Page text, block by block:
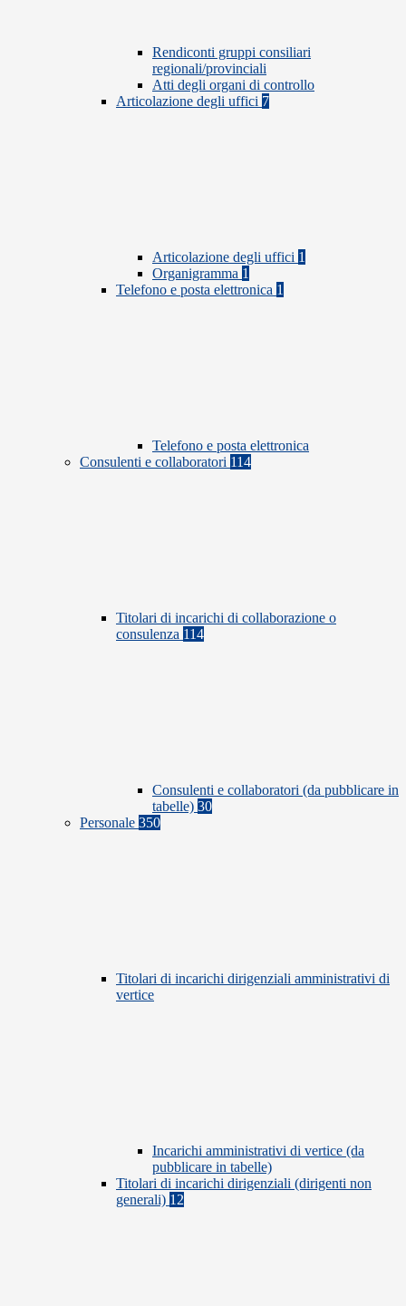
Rendiconti gruppi consiliari
regionali/provinciali
Atti degli organi di controllo
Articolazione degli uffici 7
Articolazione degli uffici 1
Organigramma 1
Telefono e posta elettronica 1
Telefono e posta elettronica
Consulenti e collaboratori 114
Titolari di incarichi di collaborazione o
consulenza 114
Consulenti e collaboratori (da pubblicare in
tabelle) 30
Personale 350
Titolari di incarichi dirigenziali amministrativi di
vertice
Incarichi amministrativi di vertice (da
pubblicare in tabelle)
Titolari di incarichi dirigenziali (dirigenti non
generali) 12